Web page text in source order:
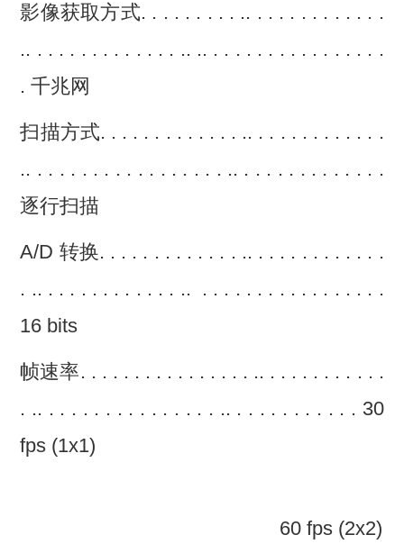
影像获取方式. . . . . . . . . .. . . . . . . . . . . . .
.. . . . . . . . . . . . . . .. .. . . . . . . . . . . . . . . . .
. 千兆网
扫描方式. . . . . . . . . . . . . .. . . . . . . . . . . . .
.. . . . . . . . . . . . . . . . . . .. . . . . . . . . . . . . .
逐行扫描
A/D 转换. . . . . . . . . . . . . .. . . . . . . . . . . . .
. .. . . . . . . . . . . . . .. . . . . . . . . . . . . . . . . .
16 bits
帧速率. . . . . . . . . . . . . . . . .. . . . . . . . . . . .
. .. . . . . . . . . . . . . . . . .. . . . . . . . . . . . 30
fps (1x1)
60 fps (2x2)